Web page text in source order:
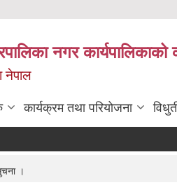
नगर कार्यपालिकाको
नेपाल
कार्यक्रम तथा परियोजना
।